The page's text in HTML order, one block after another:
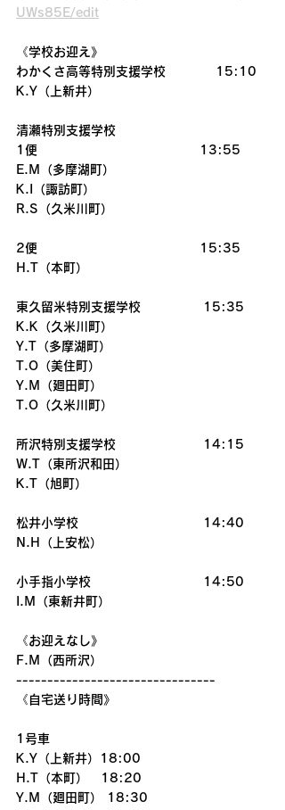
UWs85E/edit
《学校お迎え》
わかくさ高等特別支援学校　　　　15:10
K.Y（上新井）
清瀬特別支援学校
1便　　　　　　　　　　　　　13:55
E.M（多摩湖町）
K.I（諏訪町）
R.S（久米川町）
2便　　　　　　　　　　　　　15:35
H.T（本町）
東久留米特別支援学校　　　　　15:35
K.K（久米川町）
Y.T（多摩湖町）
T.O（美住町）
Y.M（廻田町）
T.O（久米川町）
所沢特別支援学校　　　　　　　14:15
W.T（東所沢和田）
K.T（旭町）
松井小学校　　　　　　　　　　14:40
N.H（上安松）
小手指小学校　　　　　　　　　14:50
I.M（東新井町）
《お迎えなし》
F.M（西所沢）
--------------------------------
《自宅送り時間》
1号車
K.Y（上新井）18:00
H.T（本町）　18:20
Y.M（廻田町） 18:30